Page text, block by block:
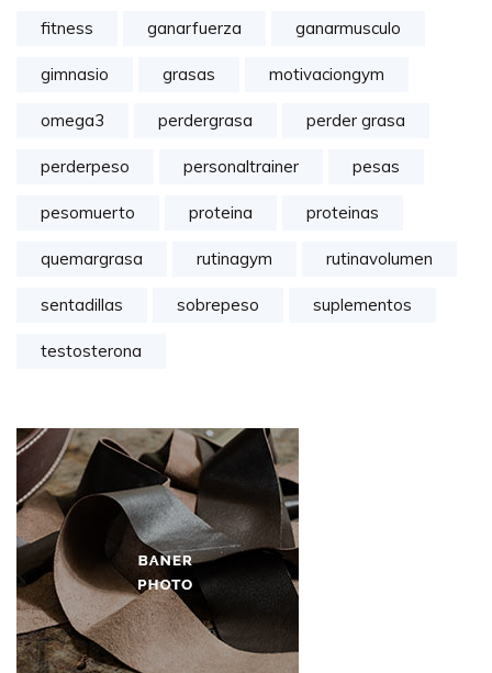
fitness ganarfuerza ganarmusculo
gimnasio grasas motivaciongym
omega3 perdergrasa perder grasa
perderpeso personaltrainer pesas
pesomuerto proteina proteinas
quemargrasa rutinagym rutinavolumen
sentadillas sobrepeso suplementos
testosterona